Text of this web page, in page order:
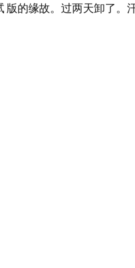
的缘故。过两天卸了。